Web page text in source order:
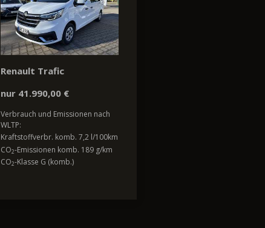
Renault Trafic
nur 41.990,00 €
Verbrauch und Emissionen nach
WLTP:
Kraftstoffverbr. komb. 7,2 l/100km
CO2-Emissionen komb. 189 g/km
CO2-Klasse G (komb.)